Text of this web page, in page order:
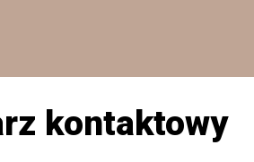
kontaktowy